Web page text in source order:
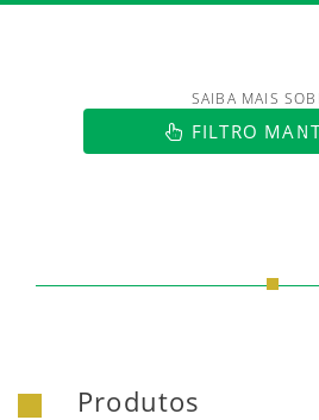
https:// SAIBA MAIS
FILTRO
Produtos